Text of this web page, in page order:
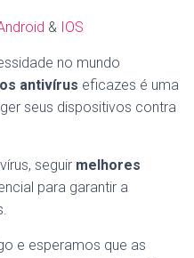
& IOS
no mundo
antivírus eficazes é uma
seus dispositivos contra
seguir melhores
para garantir a
e esperamos que as